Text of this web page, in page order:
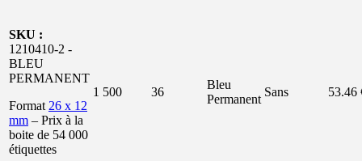
SKU :
1210410-2 -
BLEU
PERMANENT
Format 26 x 12
mm – Prix à la
boite de 54 000
étiquettes
1 500 36
Bleu
Permanent
Sans 53.46